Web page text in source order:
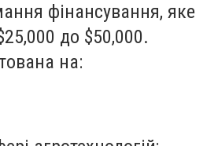
фінансування, яке
до $50,000.
на: